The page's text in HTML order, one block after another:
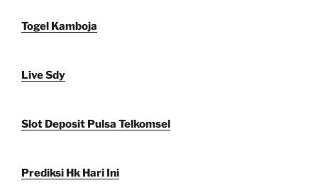
Togel Kamboja
Live Sdy
Slot Deposit Pulsa Telkomsel
Prediksi Hk Hari Ini